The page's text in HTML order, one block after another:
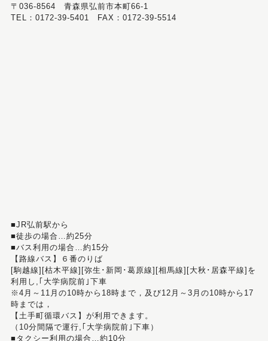
〒036-8564 青森県弘前市本町66-1
TEL：0172-39-5401 FAX：0172-39-5514
■JR弘前駅から
■徒歩の場合…約25分
■バス利用の場合…約15分
【路線バス】６番のりば
[駒越線][枯木平線][弥生･新岡･葛原線][相馬線][大秋･居森平線]を
利用し,｢大学病院前｣下車
※4月～11月の10時から18時まで，及び12月～3月の10時から17
時までは，
【土手町循環バス】が利用できます。
（10分間隔で運行,｢大学病院前｣下車）
■タクシー利用の場合…約10分